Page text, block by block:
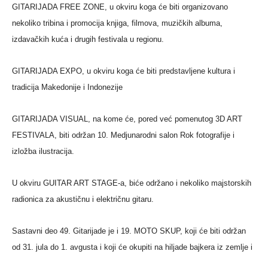
GITARIJADA FREE ZONE, u okviru koga će biti organizovano
nekoliko tribina i promocija knjiga, filmova, muzičkih albuma,
izdavačkih kuća i drugih festivala u regionu.
GITARIJADA EXPO, u okviru koga će biti predstavljene kultura i
tradicija Makedonije i Indonezije
GITARIJADA VISUAL, na kome će, pored već pomenutog 3D ART
FESTIVALA, biti održan 10. Medjunarodni salon Rok fotografije i
izložba ilustracija.
U okviru GUITAR ART STAGE-a, biće održano i nekoliko majstorskih
radionica za akustičnu i električnu gitaru.
Sastavni deo 49. Gitarijade je i 19. MOTO SKUP, koji će biti održan
od 31. jula do 1. avgusta i koji će okupiti na hiljade bajkera iz zemlje i